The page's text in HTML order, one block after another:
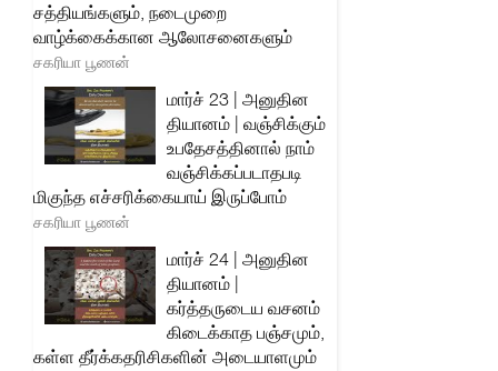
சத்தியங்களும், நடைமுறை
வாழ்க்கைக்கான ஆலோசனைகளும்
சகரியா பூணன்
மார்ச் 23 | அனுதின
தியானம் | வஞ்சிக்கும்
உபதேசத்தினால் நாம்
வஞ்சிக்கப்படாதபடி
மிகுந்த எச்சரிக்கையாய் இருப்போம்
சகரியா பூணன்
மார்ச் 24 | அனுதின
தியானம் |
கர்த்தருடைய வசனம்
கிடைக்காத பஞ்சமும்,
கள்ள தீர்க்கதரிசிகளின் அடையாளமும்